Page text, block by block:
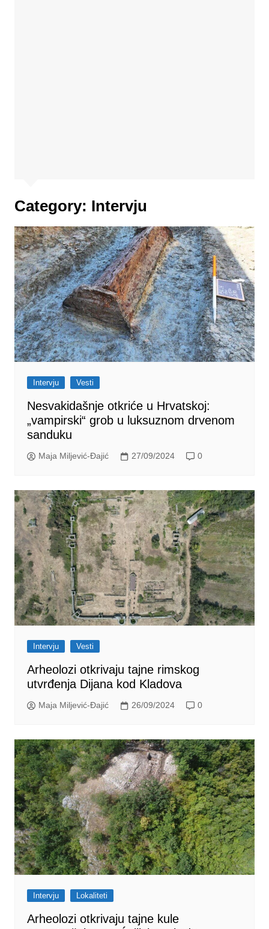
Category: Intervju
Intervju Vesti
Nesvakidašnje otkriće u Hrvatskoj:
„vampirski“ grob u luksuznom drvenom
sanduku
Maja Miljević-Đajić 27/09/2024 0
Intervju Vesti
Arheolozi otkrivaju tajne rimskog
utvrđenja Dijana kod Kladova
Maja Miljević-Đajić 26/09/2024 0
Intervju Lokaliteti
Arheolozi otkrivaju tajne kule